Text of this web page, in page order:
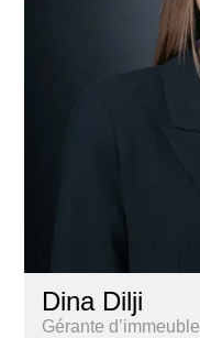
Dina Dilji
Gérante